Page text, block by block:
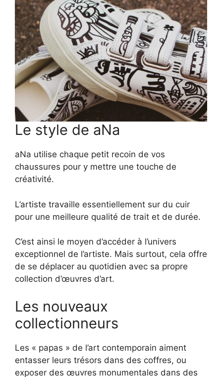
Le style de aNa
aNa utilise chaque petit recoin de vos
chaussures pour y mettre une touche de
créativité.
L’artiste travaille essentiellement sur du cuir
pour une meilleure qualité de trait et de durée.
C’est ainsi le moyen d’accéder à l’univers
exceptionnel de l’artiste. Mais surtout, cela offre
de se déplacer au quotidien avec sa propre
collection d’œuvres d’art.
Les nouveaux
collectionneurs
Les « papas » de l’art contemporain aiment
entasser leurs trésors dans des coffres, ou
exposer des œuvres monumentales dans des